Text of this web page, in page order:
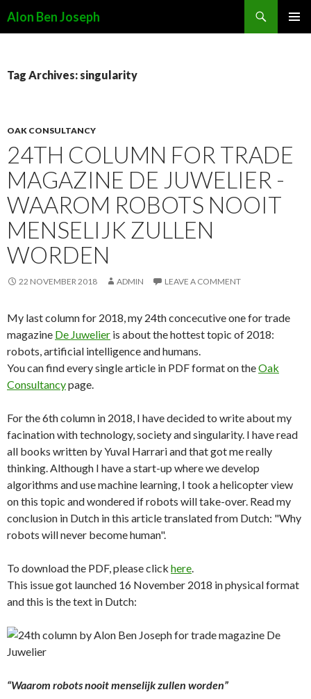
Alon Ben Joseph
Tag Archives: singularity
OAK CONSULTANCY
24TH COLUMN FOR TRADE
MAGAZINE DE JUWELIER -
WAAROM ROBOTS NOOIT
MENSELIJK ZULLEN
WORDEN
22 NOVEMBER 2018 ADMIN LEAVE A COMMENT
My last column for 2018, my 24th concecutive one for trade
magazine De Juwelier is about the hottest topic of 2018:
robots, artificial intelligence and humans.
You can find every single article in PDF format on theOak
Consultancypage.
For the 6th column in 2018, I have decided to write about my
facination with technology, society and singularity. I have read
all books written by Yuval Harrari and that got me really
thinking. Although I have a start-up where we develop
algorithms and use machine learning, I took a helicopter view
on this topic and wondered if robots will take-over. Read my
conclusion in Dutch in this article translated from Dutch: "Why
robots will never become human".
To download the PDF, please click here.
This issue got launched 16 November 2018 in physical format
and this is the text in Dutch:
“Waarom robots nooit menselijk zullen worden”